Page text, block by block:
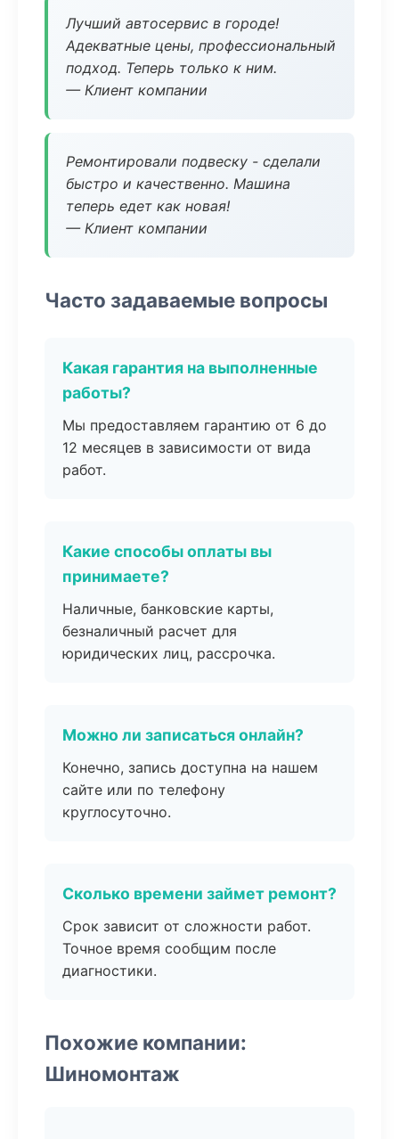
Лучший автосервис в городе!
Адекватные цены, профессиональный
подход. Теперь только к ним.
— Клиент компании
Ремонтировали подвеску - сделали
быстро и качественно. Машина
теперь едет как новая!
— Клиент компании
Часто задаваемые вопросы
Какая гарантия на выполненные
работы?
Мы предоставляем гарантию от 6 до
12 месяцев в зависимости от вида
работ.
Какие способы оплаты вы
принимаете?
Наличные, банковские карты,
безналичный расчет для
юридических лиц, рассрочка.
Можно ли записаться онлайн?
Конечно, запись доступна на нашем
сайте или по телефону
круглосуточно.
Сколько времени займет ремонт?
Срок зависит от сложности работ.
Точное время сообщим после
диагностики.
Похожие компании:
Шиномонтаж